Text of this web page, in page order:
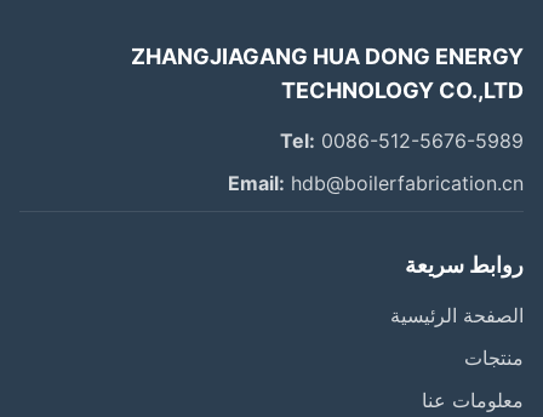
ZHANGJIAGANG HUA DONG
TECHNOLOGY
Tel:0086-512-5676-
Email:
سريعة
الرئيسية
عنا